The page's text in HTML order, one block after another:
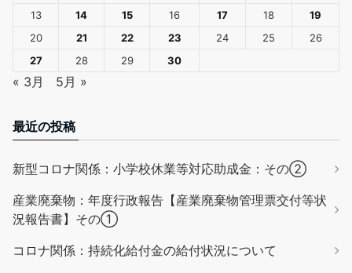
13
14 15 16 17 18
19
20
21 22 23 24 25
26
27
28 29 30
« 3月 5月 »
最近の投稿
新型コロナ関係：小学校休業等対応助成金：その②
産業廃棄物：年度行政報告【産業廃棄物管理票交付等状
況報告書】その①
コロナ関係：持続化給付金の給付状況について